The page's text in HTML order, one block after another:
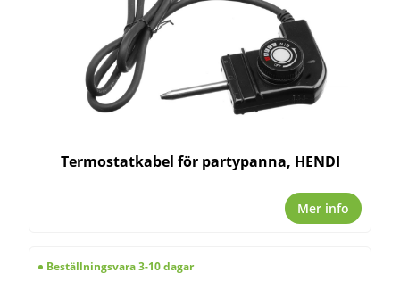
Termostatkabel för partypanna, HENDI
Mer info
Beställningsvara 3-10 dagar